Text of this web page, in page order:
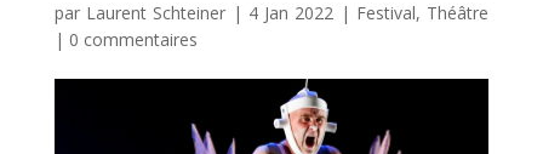
par Laurent Schteiner | 4 Jan 2022 | Festival, Théâtre
| 0 commentaires